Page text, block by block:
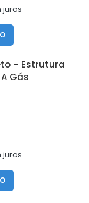
juros
– Estrutura
Gás
juros